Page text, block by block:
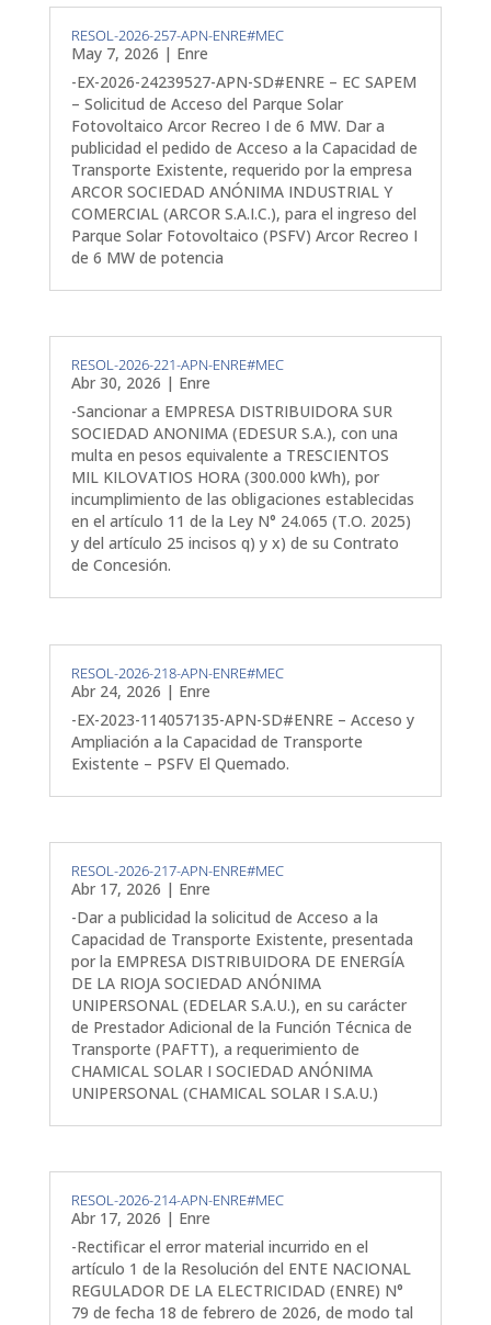
RESOL-2026-257-APN-ENRE#MEC
May 7, 2026 | Enre
-EX-2026-24239527-APN-SD#ENRE – EC SAPEM
– Solicitud de Acceso del Parque Solar
Fotovoltaico Arcor Recreo I de 6 MW. Dar a
publicidad el pedido de Acceso a la Capacidad de
Transporte Existente, requerido por la empresa
ARCOR SOCIEDAD ANÓNIMA INDUSTRIAL Y
COMERCIAL (ARCOR S.A.I.C.), para el ingreso del
Parque Solar Fotovoltaico (PSFV) Arcor Recreo I
de 6 MW de potencia
RESOL-2026-221-APN-ENRE#MEC
Abr 30, 2026 | Enre
-Sancionar a EMPRESA DISTRIBUIDORA SUR
SOCIEDAD ANONIMA (EDESUR S.A.), con una
multa en pesos equivalente a TRESCIENTOS
MIL KILOVATIOS HORA (300.000 kWh), por
incumplimiento de las obligaciones establecidas
en el artículo 11 de la Ley N° 24.065 (T.O. 2025)
y del artículo 25 incisos q) y x) de su Contrato
de Concesión.
RESOL-2026-218-APN-ENRE#MEC
Abr 24, 2026 | Enre
-EX-2023-114057135-APN-SD#ENRE – Acceso y
Ampliación a la Capacidad de Transporte
Existente – PSFV El Quemado.
RESOL-2026-217-APN-ENRE#MEC
Abr 17, 2026 | Enre
-Dar a publicidad la solicitud de Acceso a la
Capacidad de Transporte Existente, presentada
por la EMPRESA DISTRIBUIDORA DE ENERGÍA
DE LA RIOJA SOCIEDAD ANÓNIMA
UNIPERSONAL (EDELAR S.A.U.), en su carácter
de Prestador Adicional de la Función Técnica de
Transporte (PAFTT), a requerimiento de
CHAMICAL SOLAR I SOCIEDAD ANÓNIMA
UNIPERSONAL (CHAMICAL SOLAR I S.A.U.)
RESOL-2026-214-APN-ENRE#MEC
Abr 17, 2026 | Enre
-Rectificar el error material incurrido en el
artículo 1 de la Resolución del ENTE NACIONAL
REGULADOR DE LA ELECTRICIDAD (ENRE) N°
79 de fecha 18 de febrero de 2026, de modo tal